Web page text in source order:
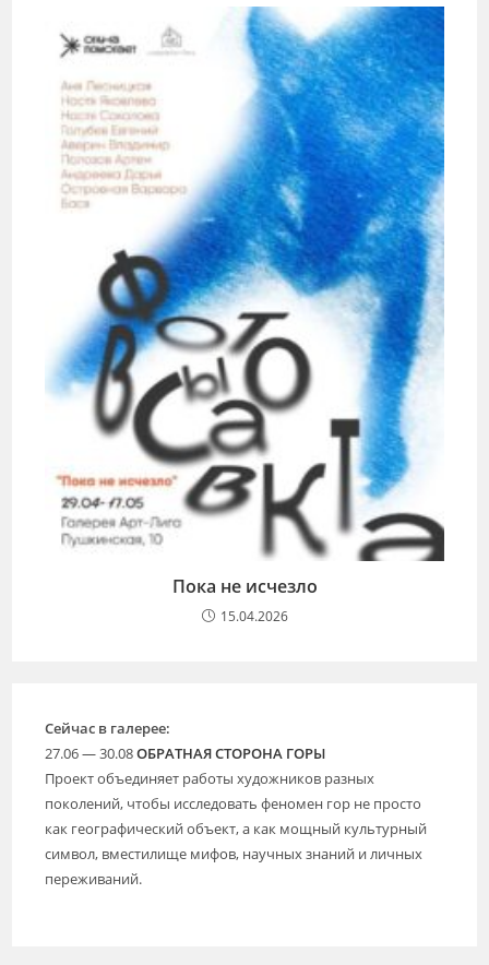
Пока не исчезло
15.04.2026
Сейчас в галерее:
27.06 — 30.08ОБРАТНАЯ СТОРОНА ГОРЫ
Проект объединяет работы художников разных
поколений, чтобы исследовать феномен гор не просто
как географический объект, а как мощный культурный
символ, вместилище мифов, научных знаний и личных
переживаний.